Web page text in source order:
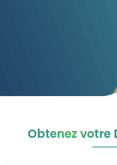
Obtenez votre